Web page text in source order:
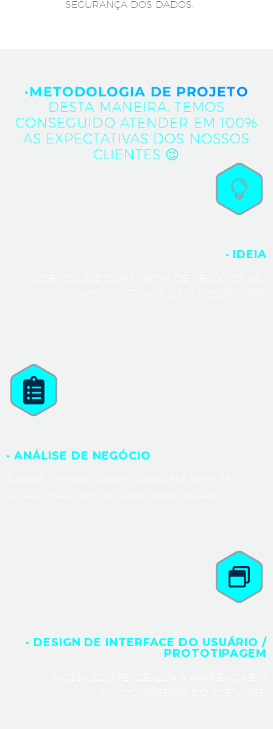
SEGURANÇA DOS DADOS.
·METODOLOGIA DE PROJETO
DESTA MANEIRA, TEMOS
CONSEGUIDO ATENDER EM 100%
AS EXPECTATIVAS DOS NOSSOS
CLIENTES 😉
· IDEIA
· ANÁLISE DE NEGÓCIO
· DESIGN DE INTERFACE DO USUÁRIO /
PROTOTIPAGEM